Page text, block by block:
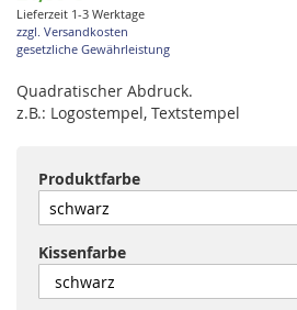
Bildgalerie
springen
Lieferzeit 1-3 Werktage
zzgl. Versandkosten
gesetzliche Gewährleistung
Quadratischer Abdruck.
z.B.: Logostempel, Textstempel
Produktfarbe
Kissenfarbe